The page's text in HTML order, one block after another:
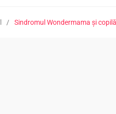
/ Sindromul Wondermama și